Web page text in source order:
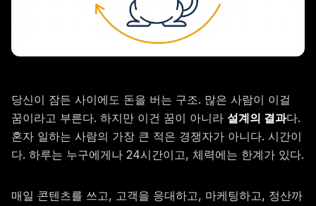
당신이 잠든 사이에도 돈을 버는 구조. 많은 사람이 이걸
꿈이라고 부른다. 하지만 이건 꿈이 아니라 설계의 결과다.
혼자 일하는 사람의 가장 큰 적은 경쟁자가 아니다. 시간이
다. 하루는 누구에게나 24시간이고, 체력에는 한계가 있다.
매일 콘텐츠를 쓰고, 고객을 응대하고, 마케팅하고, 정산까